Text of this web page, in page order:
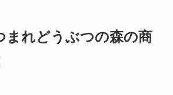
まれどうぶつの森の商